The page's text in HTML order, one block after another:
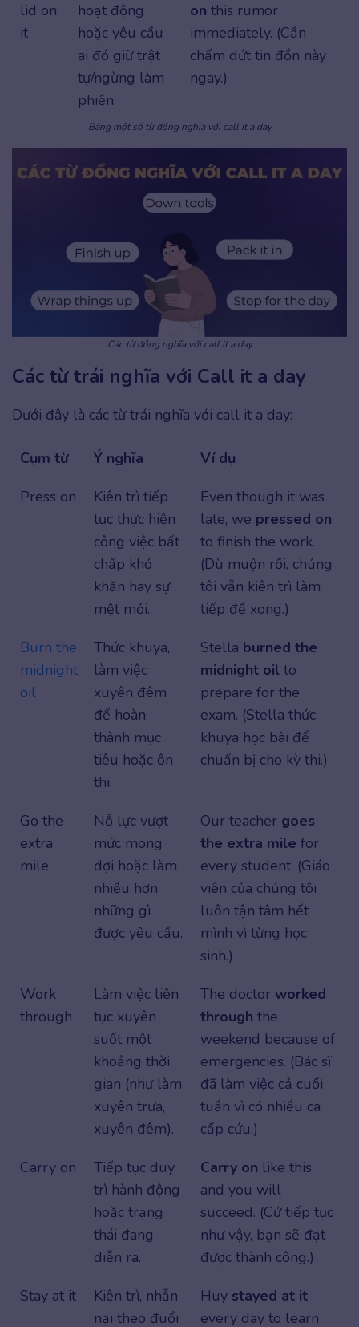
lid on
it
hoạt động
hoặc yêu cầu
ai đó giữ trật
tự/ngừng làm
phiền.
on this rumor
immediately. (Cần
chấm dứt tin đồn này
ngay.)
Bảng một số từ đồng nghĩa với call it a day
Các từ đồng nghĩa với call it a day
Các từ trái nghĩa với Call it a day
Dưới đây là các từ trái nghĩa với call it a day:
Cụm từ Ý nghĩa
Ví dụ
Press on
Kiên trì tiếp
tục thực hiện
công việc bất
chấp khó
khăn hay sự
mệt mỏi.
Even though it was
late, we pressed on
to finish the work.
(Dù muộn rồi, chúng
tôi vẫn kiên trì làm
tiếp để xong.)
Burn the
midnight
oil
Thức khuya,
làm việc
xuyên đêm
để hoàn
thành mục
tiêu hoặc ôn
thi.
Stella burned the
midnight oil to
prepare for the
exam. (Stella thức
khuya học bài để
chuẩn bị cho kỳ thi.)
Go the
extra
mile
Nỗ lực vượt
mức mong
đợi hoặc làm
nhiều hơn
những gì
được yêu cầu.
Our teacher goes
the extra mile for
every student. (Giáo
viên của chúng tôi
luôn tận tâm hết
mình vì từng học
sinh.)
Work
through
Làm việc liên
tục xuyên
suốt một
khoảng thời
gian (như làm
xuyên trưa,
xuyên đêm).
The doctor worked
through the
weekend because of
emergencies. (Bác sĩ
đã làm việc cả cuối
tuần vì có nhiều ca
cấp cứu.)
Carry on
Tiếp tục duy
trì hành động
hoặc trạng
thái đang
diễn ra.
Carry on like this
and you will
succeed. (Cứ tiếp tục
như vậy, bạn sẽ đạt
được thành công.)
Stay at it
Kiên trì, nhẫn
nại theo đuổi
Huy stayed at it
every day to learn